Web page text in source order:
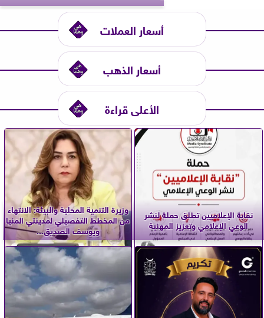
أسعار العملات
أسعار الذهب
الأعلى قراءة
نقابة الإعلاميين تطلق حملة لنشر
الوعي الإعلامي وتعزيز المهنية
وزيرة التنمية المحلية والبيئة: الانتهاء
من المخطط التفصيلي لمدينتي المنيا
ويوسف الصديق...